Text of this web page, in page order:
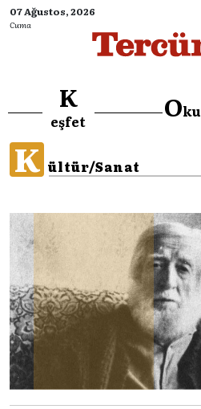
07 Ağustos, 2026
Cuma
K
eşfet Oku
K ültür/Sanat